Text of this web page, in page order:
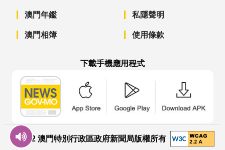
澳門年鑑
澳門相簿
私隱聲明
使用條款
下載手機應用程式
© 2022 澳門特別行政區政府新聞局版權所有